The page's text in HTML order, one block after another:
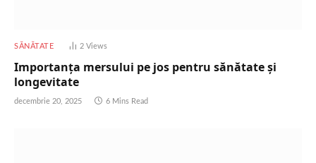
SĂNĂTATE 2Views
Importanța mersului pe jos pentru sănătate și
longevitate
decembrie 20, 2025 6 Mins Read